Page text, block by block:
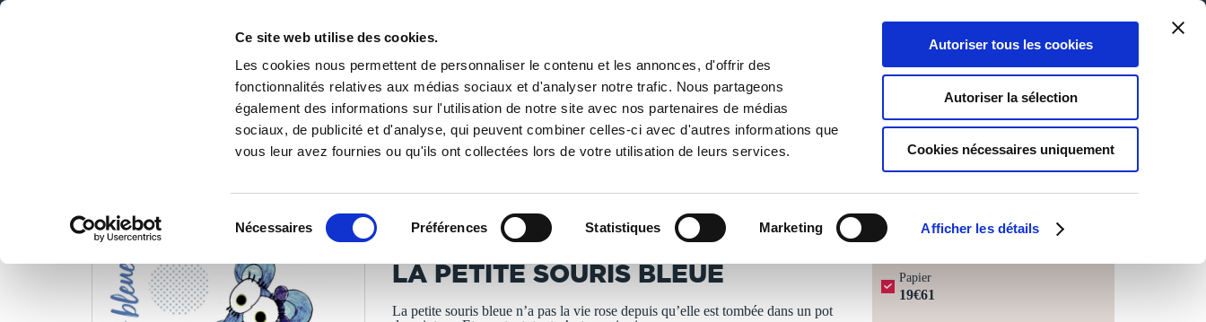
Ce site web utilise des cookies.
Les cookies nous permettent de personnaliser le contenu et les annonces, d'offrir des
fonctionnalités relatives aux médias sociaux et d'analyser notre trafic. Nous partageons
également des informations sur l'utilisation de notre site avec nos partenaires de médias
sociaux, de publicité et d'analyse, qui peuvent combiner celles-ci avec d'autres informations que
vous leur avez fournies ou qu'ils ont collectées lors de votre utilisation de leurs services.
Nécessaires Préférences Statistiques Marketing Afficher les détails
Autoriser tous les cookies
Autoriser la sélection
Cookies nécessaires uniquement
DE LA PAGE BLANCHE... AU BEST SELLER
0
Panier
0
Ma liste
Connexion
PUBLIER UN LIVRE LIBRAIRIE
/ Jeunesse & ados / De 3 à 7 ans / La petite souris bleue
LES LIVRES SONT IMPRIMÉS À LA DEMANDE - DÉLAI ACTUEL : 3 À 5 JOURS OUVRÉS ⏱️
Marc-Olivier louveau
LA PETITE SOURIS BLEUE
La petite souris bleue n’a pas la vie rose depuis qu’elle est tombée dans un pot
Papier
19€61